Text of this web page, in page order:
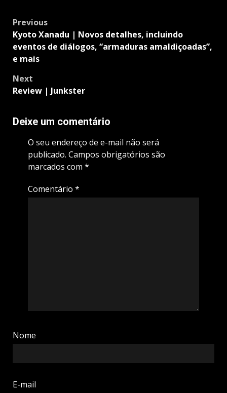
Post
navigation
Previous
Kyoto Xanadu | Novos detalhes, incluindo
eventos de diálogos, “armaduras amaldiçoadas”,
e mais
Next
Review | Junkster
Deixe um comentário
O seu endereço de e-mail não será
publicado. Campos obrigatórios são
marcados com *
Comentário *
Nome
E-mail